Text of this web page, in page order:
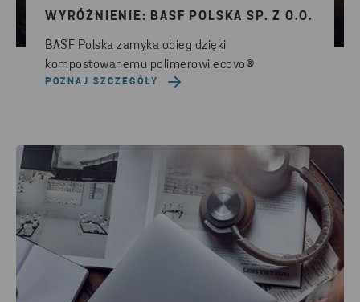
WYRÓŻNIENIE: BASF POLSKA SP. Z O.O.
BASF Polska zamyka obieg dzięki
kompostowanemu polimerowi ecovo®
POZNAJ SZCZEGÓŁY